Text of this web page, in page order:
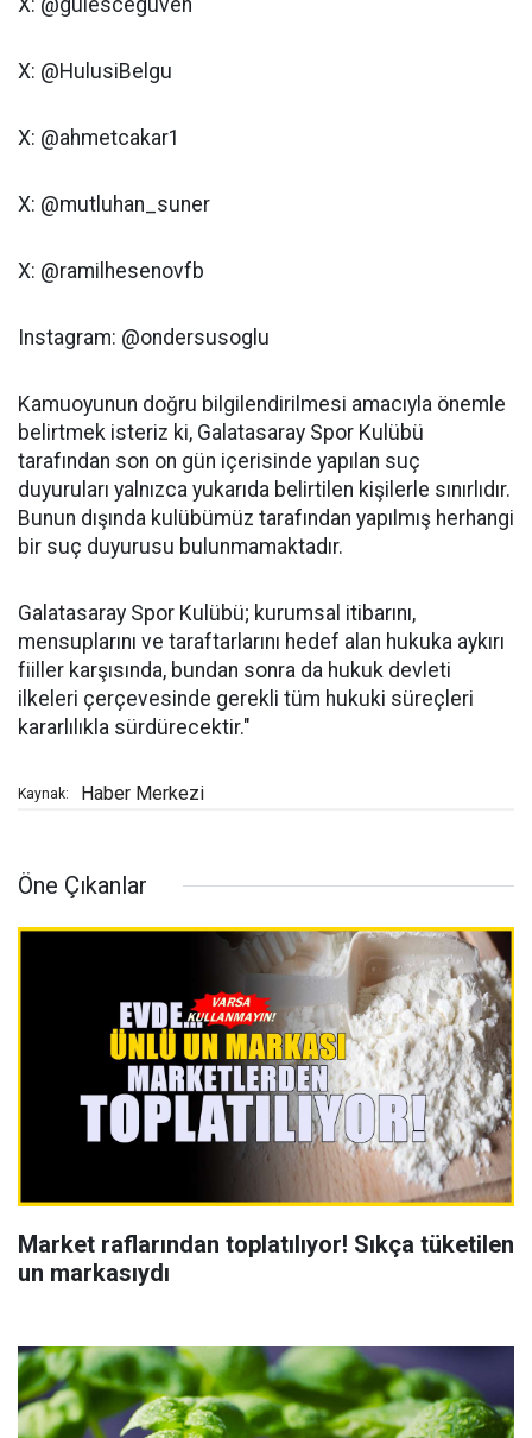
X: @gulesceguven
X: @HulusiBelgu
X: @ahmetcakar1
X: @mutluhan_suner
X: @ramilhesenovfb
Instagram: @ondersusoglu
Kamuoyunun doğru bilgilendirilmesi amacıyla önemle
belirtmek isteriz ki, Galatasaray Spor Kulübü
tarafından son on gün içerisinde yapılan suç
duyuruları yalnızca yukarıda belirtilen kişilerle sınırlıdır.
Bunun dışında kulübümüz tarafından yapılmış herhangi
bir suç duyurusu bulunmamaktadır.
Galatasaray Spor Kulübü; kurumsal itibarını,
mensuplarını ve taraftarlarını hedef alan hukuka aykırı
fiiller karşısında, bundan sonra da hukuk devleti
ilkeleri çerçevesinde gerekli tüm hukuki süreçleri
kararlılıkla sürdürecektir."
Kaynak: Haber Merkezi
Öne Çıkanlar
Market raflarından toplatılıyor! Sıkça tüketilen
un markasıydı